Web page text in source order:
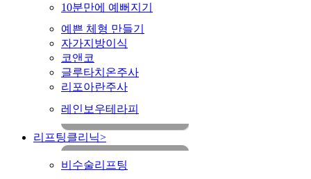
10분만에 예뻐지기
예쁜 체형 만들기
자가지방이식
코앤코
글루타치온주사
리포아란주사
레인보우테라피
리프팅클리닉>
비수술리프팅